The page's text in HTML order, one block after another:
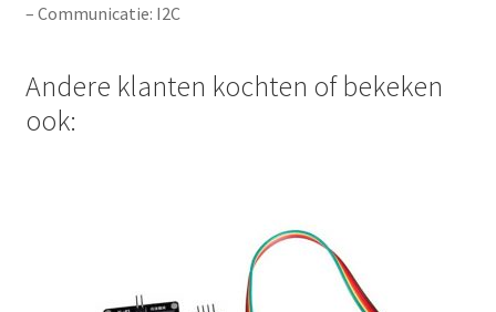
– Communicatie: I2C
Andere klanten kochten of bekeken
ook: